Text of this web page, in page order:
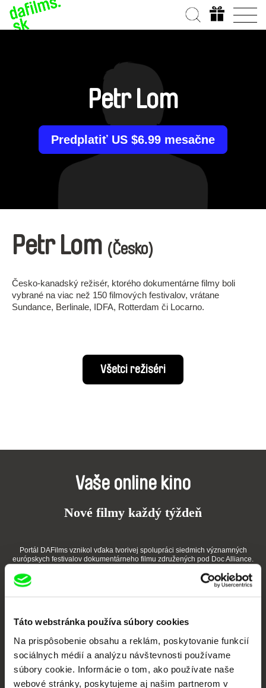
Táto webstránka používa súbory cookies
Na prispôsobenie obsahu a reklám, poskytovanie funkcií
sociálnych médií a analýzu návštevnosti používame
súbory cookie. Informácie o tom, ako používate naše
webové stránky, poskytujeme aj našim partnerom v
Petr Lom
Predplatiť US $6.99 mesačne
Petr Lom (Česko)
Česko-kanadský režisér, ktorého dokumentárne filmy boli
vybrané na viac než 150 filmových festivalov, vrátane
Sundance, Berlinale, IDFA, Rotterdam či Locarno.
Všetci režiséri
Vaše online kino
Nové filmy každý týždeň
Portál DAFilms vznikol vďaka tvorivej spolupráci siedmich významných
európskych festivalov dokumentárneho filmu združených pod Doc Alliance.